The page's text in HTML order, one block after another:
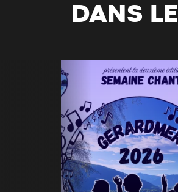
DANS LE